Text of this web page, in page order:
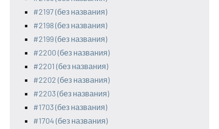
#2197 (без названия)
#2198 (без названия)
#2199 (без названия)
#2200 (без названия)
#2201 (без названия)
#2202 (без названия)
#2203 (без названия)
#1703 (без названия)
#1704 (без названия)